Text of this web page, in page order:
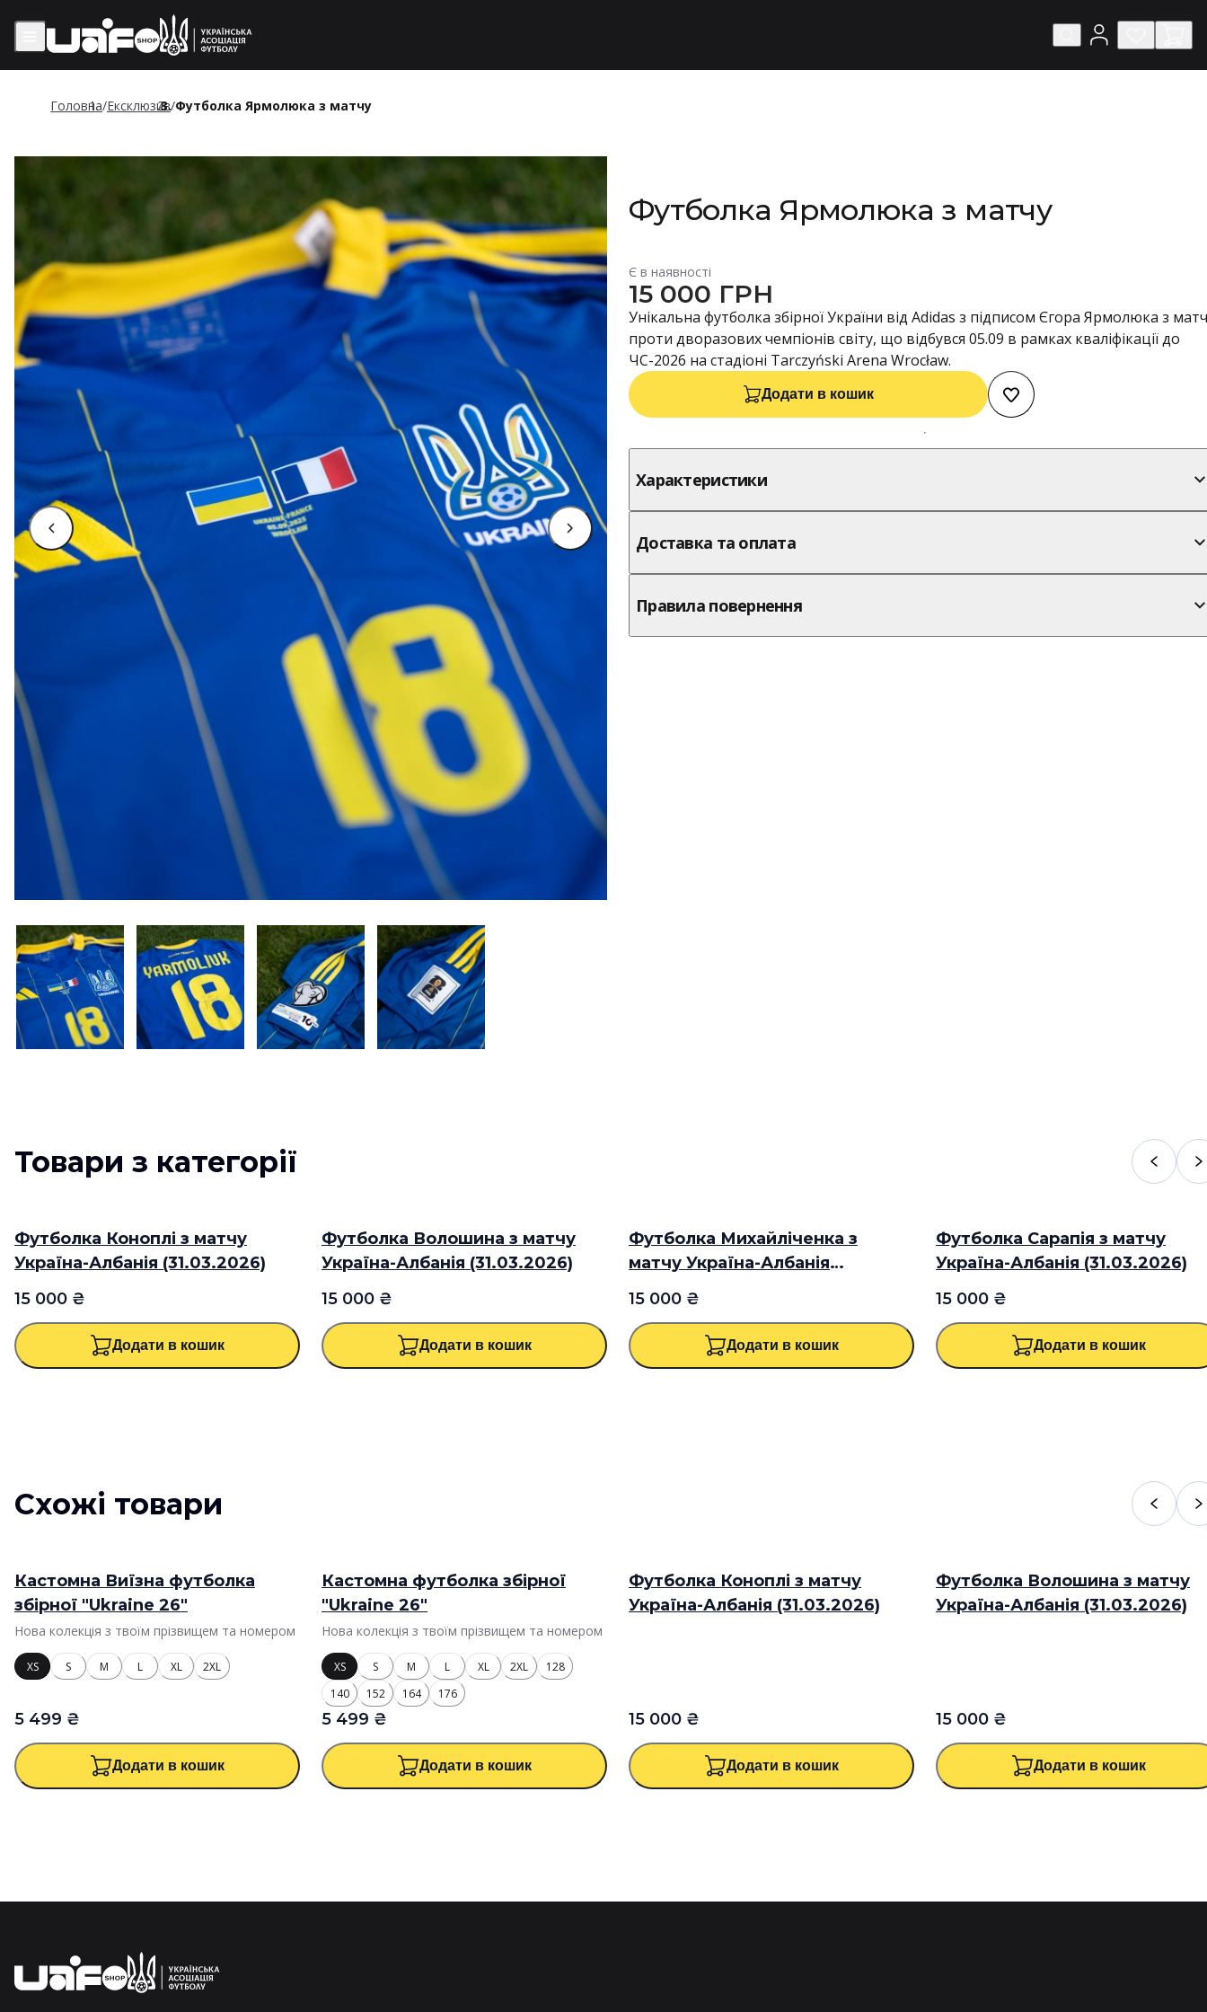
Головна/Ексклюзив/Футболка Ярмолюка з матчу
Футболка Ярмолюка з матчу
Є в наявності
15 000 ГРН
Унікальна футболка збірної України від Adidas з підписом Єгора Ярмолюка з
проти дворазових чемпіонів світу, що відбувся 05.09 в рамках кваліфікації до
ЧС-2026 на стадіоні Tarczyński Arena Wrocław.
Додати в кошик
Характеристики
Доставка та оплата
Правила повернення
Товари з категорії
НОВИЙ ТОВАР ЕКСКЛЮЗИВ
Футболка Коноплі з матчу
Україна-Албанія (31.03.2026)
15 000 ₴
Додати в кошик
НОВИЙ ТОВАР ЕКСКЛЮЗИВ
Футболка Волошина з матчу
Україна-Албанія (31.03.2026)
15 000 ₴
Додати в кошик
НОВИЙ ТОВАР ЕКСКЛЮЗИВ
Футболка Михайліченка з
матчу Україна-Албанія
15 000 ₴
Додати в кошик
НОВИЙ ТОВАР ЕКСКЛЮЗИВ
Футболка Сарапія з матчу
Україна-Албанія (31.03.2026)
15 000 ₴
Додати в кошик
Схожі товари
ЕКСКЛЮЗИВ
Кастомна Виїзна футболка
збірної "Ukraine 26"
Нова колекція з твоїм прізвищем та номером
XS S M L XL 2XL
5 499 ₴
Додати в кошик
ЕКСКЛЮЗИВ
Кастомна футболка збірної
"Ukraine 26"
Нова колекція з твоїм прізвищем та номером
XS S M L XL 2XL
128
140
152 164 176
5 499 ₴
Додати в кошик
НОВИЙ ТОВАР ЕКСКЛЮЗИВ
Футболка Коноплі з матчу
Україна-Албанія (31.03.2026)
15 000 ₴
Додати в кошик
НОВИЙ ТОВАР ЕКСКЛЮЗИВ
Футболка Волошина з матчу
Україна-Албанія (31.03.2026)
15 000 ₴
Додати в кошик